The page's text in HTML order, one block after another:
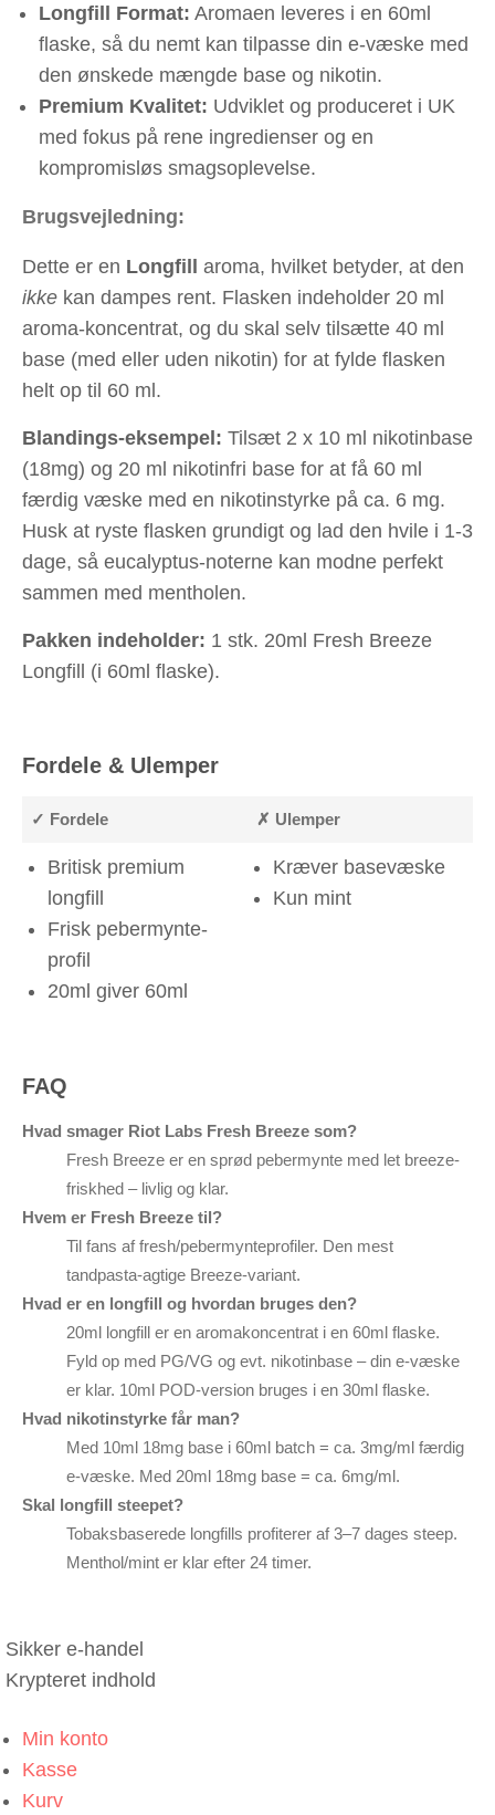
Longfill Format: Aromaen leveres i en 60ml
flaske, så du nemt kan tilpasse din e-væske med
den ønskede mængde base og nikotin.
Premium Kvalitet: Udviklet og produceret i UK
med fokus på rene ingredienser og en
kompromisløs smagsoplevelse.
Brugsvejledning:
Dette er en Longfill aroma, hvilket betyder, at den
ikke kan dampes rent. Flasken indeholder 20 ml
aroma-koncentrat, og du skal selv tilsætte 40 ml
base (med eller uden nikotin) for at fylde flasken
helt op til 60 ml.
Blandings-eksempel: Tilsæt 2 x 10 ml nikotinbase
(18mg) og 20 ml nikotinfri base for at få 60 ml
færdig væske med en nikotinstyrke på ca. 6 mg.
Husk at ryste flasken grundigt og lad den hvile i 1-3
dage, så eucalyptus-noterne kan modne perfekt
sammen med mentholen.
Pakken indeholder: 1 stk. 20ml Fresh Breeze
Longfill (i 60ml flaske).
Fordele & Ulemper
✓ Fordele ✗ Ulemper
Britisk premium
longfill
Frisk pebermynte-
profil
20ml giver 60ml
Kræver basevæske
Kun mint
FAQ
Hvad smager Riot Labs Fresh Breeze som?
Fresh Breeze er en sprød pebermynte med let breeze-
friskhed – livlig og klar.
Hvem er Fresh Breeze til?
Til fans af fresh/pebermynteprofiler. Den mest
tandpasta-agtige Breeze-variant.
Hvad er en longfill og hvordan bruges den?
20ml longfill er en aromakoncentrat i en 60ml flaske.
Fyld op med PG/VG og evt. nikotinbase – din e-væske
er klar. 10ml POD-version bruges i en 30ml flaske.
Hvad nikotinstyrke får man?
Med 10ml 18mg base i 60ml batch = ca. 3mg/ml færdig
e-væske. Med 20ml 18mg base = ca. 6mg/ml.
Skal longfill steepet?
Tobaksbaserede longfills profiterer af 3–7 dages steep.
Menthol/mint er klar efter 24 timer.
Sikker e-handel
Krypteret indhold
Min konto
Kasse
Kurv